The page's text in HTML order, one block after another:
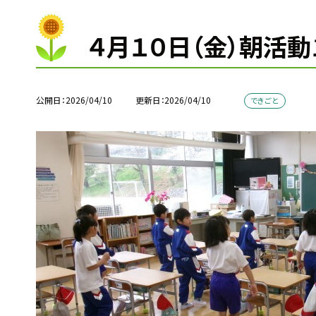
４月１０日（金）朝活
公開日 2026/04/10 更新日 2026/04/10 できごと